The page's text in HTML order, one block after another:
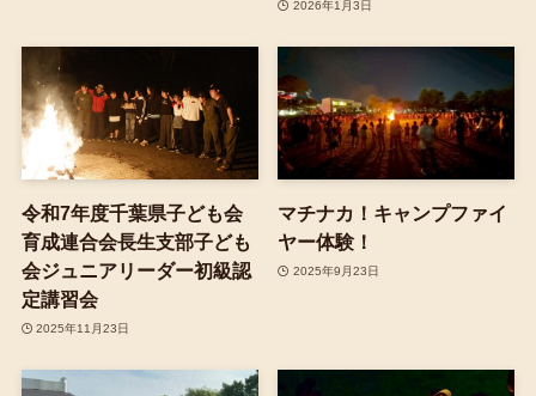
2026年1月3日
令和7年度千葉県子ども会
育成連合会長生支部子ども
会ジュニアリーダー初級認
定講習会
2025年11月23日
マチナカ！キャンプファイ
ヤー体験！
2025年9月23日